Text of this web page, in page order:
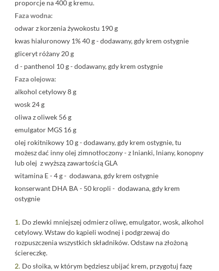
proporcje na 400 g kremu.
Faza wodna:
odwar z korzenia żywokostu 190 g
kwas hialuronowy 1% 40 g - dodawany, gdy krem ostygnie
gliceryt różany 20 g
d - panthenol 10 g - dodawany, gdy krem ostygnie
Faza olejowa:
alkohol cetylowy 8 g
wosk 24 g
oliwa z oliwek 56 g
emulgator MGS 16 g
olej rokitnikowy 10 g - dodawany, gdy krem ostygnie, tu
możesz dać inny olej zimnotłoczony - z lnianki, lniany, konopny
lub olej z wyższą zawartością GLA
witamina E - 4 g - dodawana, gdy krem ostygnie
konserwant DHA BA - 50 kropli - dodawana, gdy krem
ostygnie
Do zlewki mniejszej odmierz oliwę, emulgator, wosk, alkohol
cetylowy. Wstaw do kąpieli wodnej i podgrzewaj do
rozpuszczenia wszystkich składników. Odstaw na złożoną
ściereczkę.
Do słoika, w którym będziesz ubijać krem, przygotuj fazę